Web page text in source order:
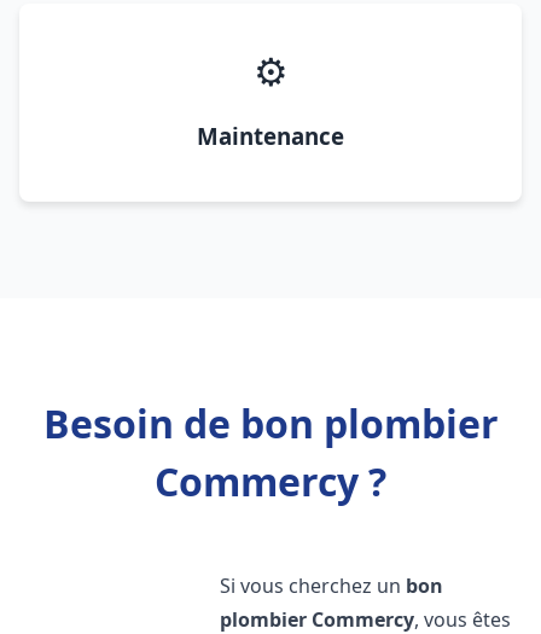
⚙️
Maintenance
Besoin de bon plombier
Commercy ?
Si vous cherchez un bon
plombier Commercy, vous êtes